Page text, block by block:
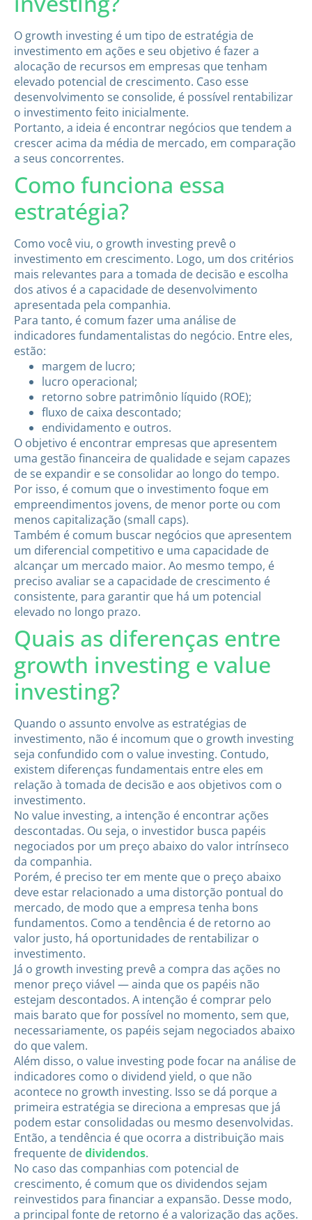
O growth investing é um tipo de estratégia de
investimento em ações ​e seu objetivo é fazer a
alocação de recursos em empresas que tenham
elevado potencial de crescimento. Caso esse
desenvolvimento se consolide, é possível rentabilizar
o investimento feito inicialmente.
Portanto, a ideia é encontrar negócios que tendem a
crescer acima da média de mercado, em comparação
a seus concorrentes.
Como funciona essa
estratégia?
Como você viu, o growth investing prevê o
investimento em crescimento. Logo, um dos critérios
mais relevantes para a tomada de decisão e escolha
dos ativos é a capacidade de desenvolvimento
apresentada pela companhia.
Para tanto, é comum fazer uma análise de
indicadores fundamentalistas do negócio. Entre eles,
estão:
margem de lucro;
lucro operacional;
retorno sobre patrimônio líquido (ROE);
fluxo de caixa descontado;
endividamento e outros.
O objetivo é encontrar empresas que apresentem
uma gestão financeira de qualidade e sejam capazes
de se expandir e se consolidar ao longo do tempo.
Por isso, é comum que o investimento foque em
empreendimentos jovens, de menor porte ou com
menos capitalização (small caps).
Também é comum buscar negócios que apresentem
um diferencial competitivo e uma capacidade de
alcançar um mercado maior. Ao mesmo tempo, é
preciso avaliar se a capacidade de crescimento é
consistente, para garantir que há um potencial
elevado no longo prazo.
Quais as diferenças entre
growth investing e value
investing?
​Quando o assunto envolve as estratégias de
investimento, não é incomum que o growth investing
seja confundido com o value investing. Contudo,
existem diferenças fundamentais entre eles em
relação à tomada de decisão e aos objetivos com o
investimento.
No value investing, a intenção é encontrar ações
descontadas. Ou seja, o investidor busca papéis
negociados por um preço abaixo do valor intrínseco
da companhia.
Porém, é preciso ter em mente que o preço abaixo
deve estar relacionado a uma distorção pontual do
mercado, de modo que a empresa tenha bons
fundamentos. Como a tendência é de retorno ao
valor justo, há oportunidades de rentabilizar o
investimento.
Já o growth investing prevê a compra das ações no
menor preço viável — ainda que os papéis não
estejam descontados. A intenção é comprar pelo
mais barato que for possível no momento, sem que,
necessariamente, os papéis sejam negociados abaixo
do que valem.
Além disso, o value investing pode focar na análise de
indicadores como o dividend yield, o que não
acontece no growth investing. Isso se dá porque a
primeira estratégia se direciona a empresas que já
podem estar consolidadas ou mesmo desenvolvidas.
Então, a tendência é que ocorra a distribuição mais
frequente dedividendos.
No caso das companhias com potencial de
crescimento, é comum que os dividendos sejam
reinvestidos para financiar a expansão. Desse modo,
a principal fonte de retorno é a valorização das ações.